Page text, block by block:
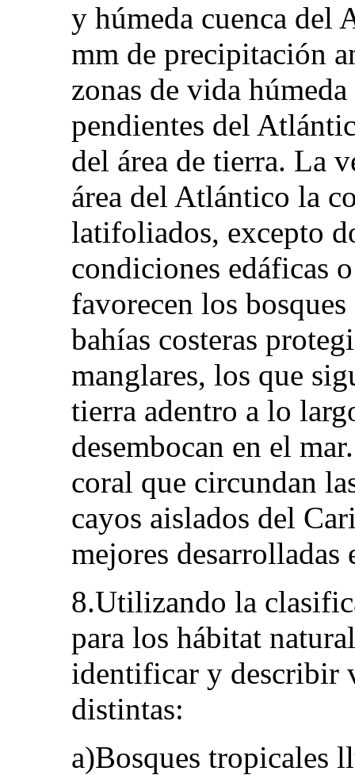
y húmeda cuenca del
mm de precipitación
zonas de vida
pendientes del
del área de tierra. La
área del Atlántico la
latifoliados, excepto
condiciones edáficas
favorecen los
bahías costeras
manglares, los que
tierra adentro a lo
desembocan en el
coral que circundan
cayos aislados del
mejores desarrolladas
8.Utilizando la
para los hábitat
identificar y describir
distintas:
a)Bosques tropicales